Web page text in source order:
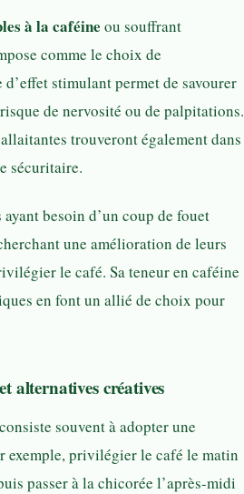
à la caféine ou souffrant
comme le choix de
stimulant permet de savourer
de nervosité ou de palpitations.
trouveront également dans
sécuritaire.
besoin d’un coup de fouet
une amélioration de leurs
le café. Sa teneur en caféine
en font un allié de choix pour
alternatives créatives
souvent à adopter une
exemple, privilégier le café le matin
passer à la chicorée l’après-midi